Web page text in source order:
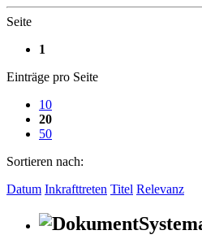
Seite
1
Einträge pro Seite
10
20
50
Sortieren nach:
Datum Inkrafttreten Titel Relevanz